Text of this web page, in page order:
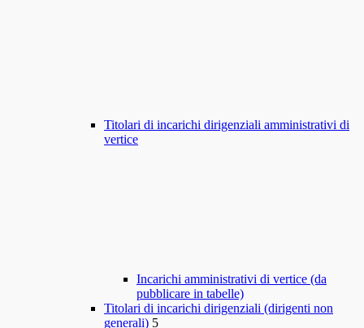
Titolari di incarichi dirigenziali amministrativi di
vertice
Incarichi amministrativi di vertice (da
pubblicare in tabelle)
Titolari di incarichi dirigenziali (dirigenti non
generali) 5